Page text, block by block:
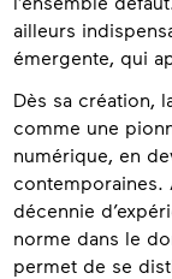
ailleurs
émergente, qui
Dès sa création,
comme une
numérique, en
contemporaines.
décennie
norme dans le
permet de se